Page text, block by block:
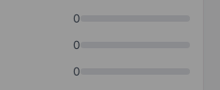
0
0
0